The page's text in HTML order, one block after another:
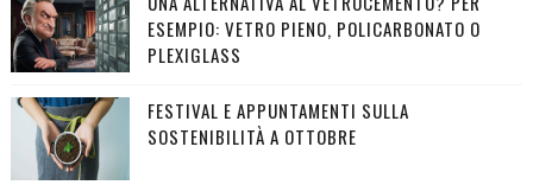
ESEMPIO: VETRO PIENO, POLICARBONATO O
PLEXIGLASS
FESTIVAL E APPUNTAMENTI SULLA
SOSTENIBILITÀ A OTTOBRE